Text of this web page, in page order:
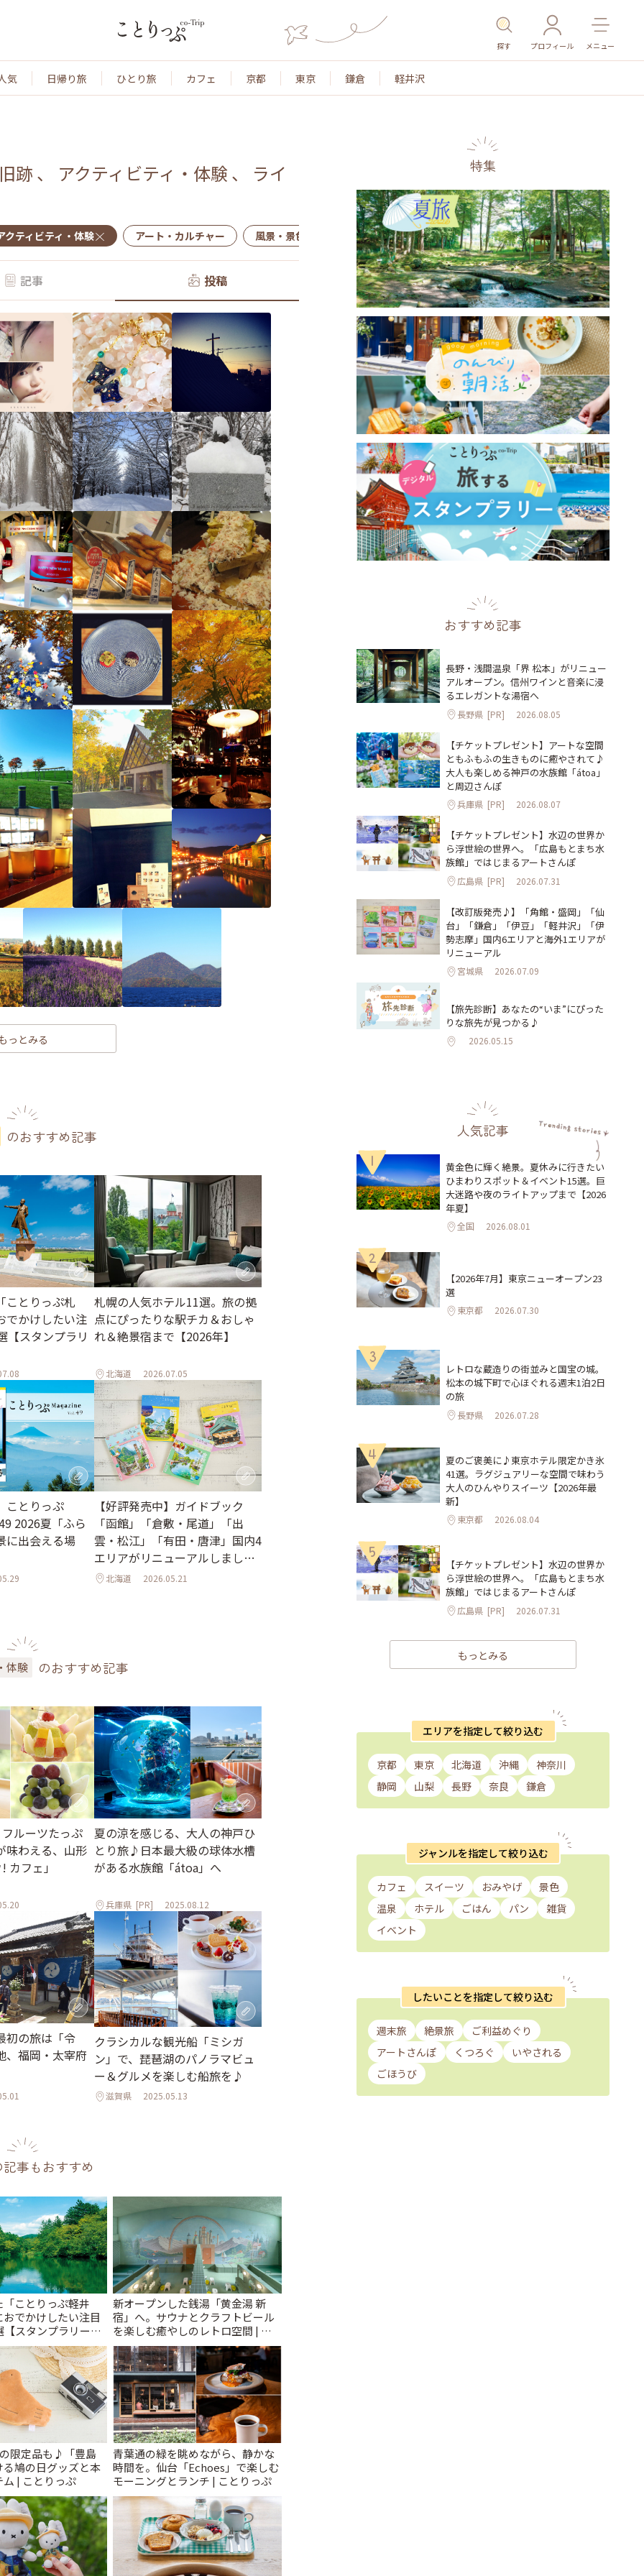
探す プロフィール メニュー
気 日帰り旅 ひとり旅 カフェ 京都 東京 鎌倉 軽井沢
跡、 アクティビティ・体験 、 ライ
クティビティ・体験 アート・カルチャー 風景・景色 名所・旧跡 温泉・スパ その他施設 ごはん
記事 投稿
っとみる
のおすすめ記事
ことりっぷ札
でかけしたい注
【スタンプラリ
札幌の人気ホテル11選。旅の拠
点にぴったりな駅チカ＆おしゃ
れ＆絶景宿まで【2026年】
北海道 2026.07.05
ことりっぷ
2026夏「ふら
に出会える場
【好評発売中】ガイドブック
「函館」「倉敷・尾道」「出
雲・松江」「有田・唐津」国内4
エリアがリニューアルしました
♪北海道 2026.05.21
体験 のおすすめ記事
ルーツたっぷ
味わえる、山形
カフェ」
夏の涼を感じる、大人の神戸ひ
とり旅♪日本最大級の球体水槽
がある水族館「átoa」へ
兵庫県[PR] 2025.08.12
初の旅は「令
、福岡・太宰府
クラシカルな観光船「ミシガ
ン」で、琵琶湖のパノラマビュ
ー＆グルメを楽しむ船旅を♪
滋賀県 2025.05.13
事もおすすめ
ことりっぷ軽井
でかけしたい注目
スタンプラリー開
っぷ
新オープンした銭湯「黄金湯 新
宿」へ。サウナとクラフトビール
を楽しむ癒やしのレトロ空間 | こ
とりっぷ
限定品も♪「豊島
鳩の日グッズと本
| ことりっぷ
青葉通の緑を眺めながら、静かな
時間を。仙台「Echoes」で楽しむ
モーニングとランチ | ことりっぷ
特集
おすすめ記事
長野・浅間温泉「界 松本」がリニュー
アルオープン。信州ワインと音楽に浸
るエレガントな湯宿へ
長野県 [PR] 2026.08.05
【チケットプレゼント】アートな空間
ともふもふの生きものに癒やされて♪
大人も楽しめる神戸の水族館「átoa」
と周辺さんぽ
兵庫県 [PR] 2026.08.07
【チケットプレゼント】水辺の世界か
ら浮世絵の世界へ。「広島もとまち水
族館」ではじまるアートさんぽ
広島県 [PR] 2026.07.31
【改訂版発売♪】「角館・盛岡」「仙
台」「鎌倉」「伊豆」「軽井沢」「伊
勢志摩」国内6エリアと海外1エリアが
リニューアル
宮城県 2026.07.09
【旅先診断】あなたの“いま”にぴった
りな旅先が見つかる♪
2026.05.15
人気記事
1
黄金色に輝く絶景。夏休みに行きたい
ひまわりスポット＆イベント15選。巨
大迷路や夜のライトアップまで【2026
年夏】
全国 2026.08.01
2
【2026年7月】東京ニューオープン23
選
東京都 2026.07.30
3
レトロな蔵造りの街並みと国宝の城。
松本の城下町で心ほぐれる週末1泊2日
の旅
長野県 2026.07.28
4
夏のご褒美に♪東京ホテル限定かき氷
41選。ラグジュアリーな空間で味わう
大人のひんやりスイーツ【2026年最
新】
東京都 2026.08.04
5
【チケットプレゼント】水辺の世界か
ら浮世絵の世界へ。「広島もとまち水
族館」ではじまるアートさんぽ
広島県 [PR] 2026.07.31
もっとみる
エリアを指定して絞り込む
京都 東京 北海道 沖縄
神奈川
静岡
山梨 長野 奈良 鎌倉
ジャンルを指定して絞り込む
カフェ スイーツ おみやげ
景色
温泉
ホテル ごはん パン
雑貨
イベント
したいことを指定して絞り込む
週末旅 絶景旅
ご利益めぐり
アートさんぽ
くつろぐ
いやされる
ごほうび